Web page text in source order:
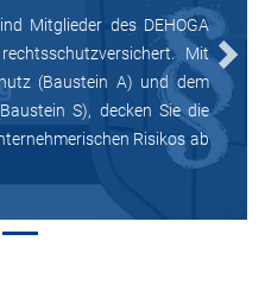
Mitglieder des DEHOGA
Mit
(Baustein A) und dem
S), decken Sie die
Risikos ab
Next